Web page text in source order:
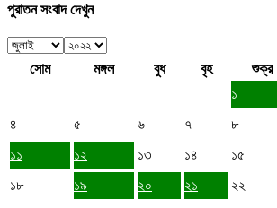
পুরাতন সংবাদ দেখুন
সোম মঙ্গল বুধ বৃহ শুক্র
১
৪
৫ ৬ ৭ ৮
১১
১২ ১৩ ১৪ ১৫
১৮
১৯ ২০ ২১ ২২